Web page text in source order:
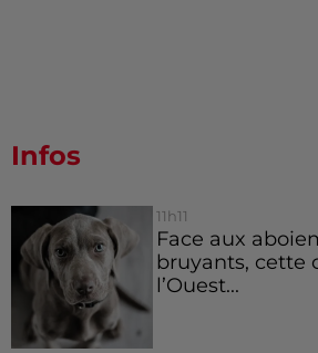
Infos
11h11
Face aux
bruyants, cette
l’Ouest...